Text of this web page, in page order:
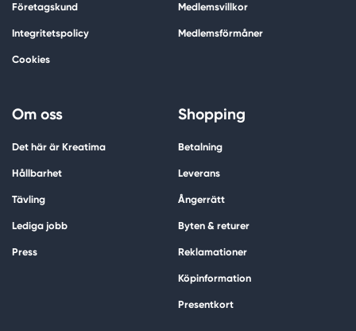
Företagskund
Integritetspolicy
Cookies
Medlemsvillkor
Medlemsförmåner
Om oss
Det här är Kreatima
Hållbarhet
Tävling
Lediga jobb
Press
Shopping
Betalning
Leverans
Ångerrätt
Byten & returer
Reklamationer
Köpinformation
Presentkort